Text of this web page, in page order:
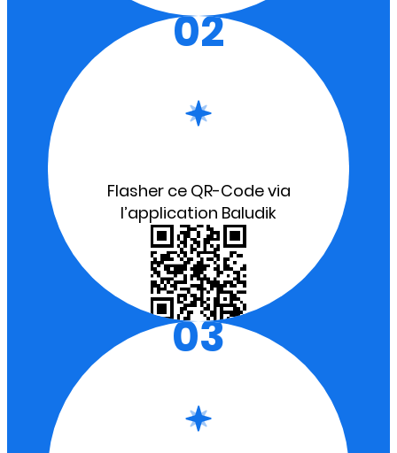
02
Flasher ce QR-Code via
l’application Baludik
03